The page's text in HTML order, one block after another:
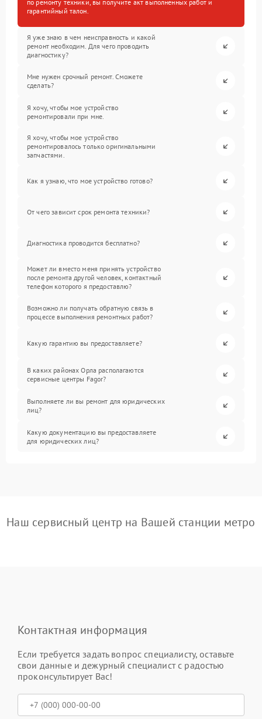
по ремонту техники, вы получите акт выполненных работ и
гарантийный талон.
Я уже знаю в чем неисправность и какой
ремонт необходим. Для чего проводить
диагностику?
Мне нужен срочный ремонт. Сможете
сделать?
Я хочу, чтобы мое устройство
ремонтировали при мне.
Я хочу, чтобы мое устройство
ремонтировалось только оригинальными
запчастями.
Как я узнаю, что мое устройство готово?
От чего зависит срок ремонта техники?
Диагностика проводится бесплатно?
Может ли вместо меня принять устройство
после ремонта другой человек, контактный
телефон которого я предоставлю?
Возможно ли получать обратную связь в
процессе выполнения ремонтных работ?
Какую гарантию вы предоставляете?
В каких районах Орла располагаются
сервисные центры Fagor?
Выполняете ли вы ремонт для юридических
лиц?
Какую документацию вы предоставляете
для юридических лиц?
Наш сервисный центр на Вашей станции метро
Контактная информация
Если требуется задать вопрос специалисту, оставьте
свои данные и дежурный специалист с радостью
проконсультирует Вас!